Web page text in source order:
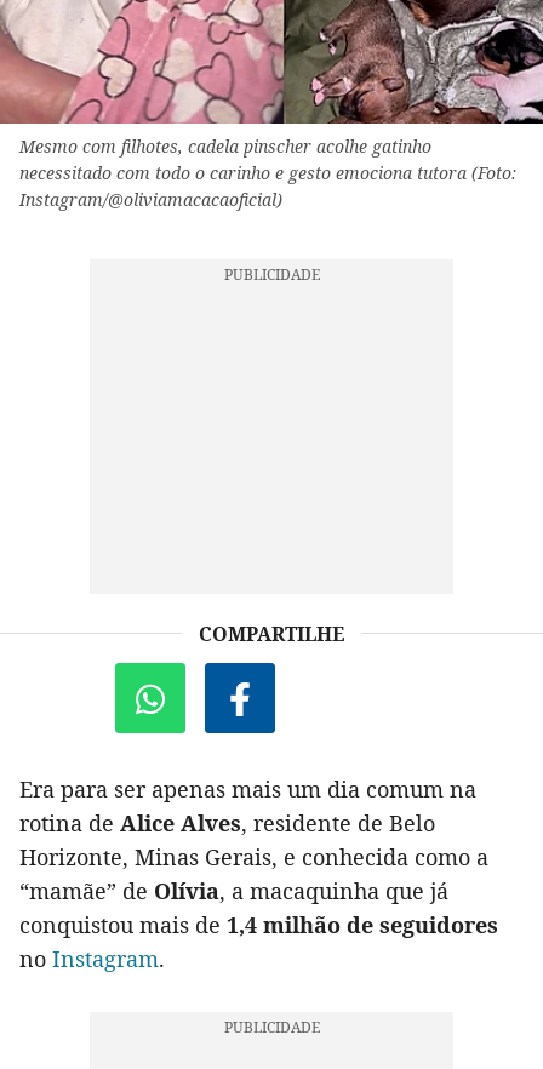
Mesmo com filhotes, cadela pinscher acolhe gatinho
necessitado com todo o carinho e gesto emociona tutora (Foto:
Instagram/@oliviamacacaoficial)
COMPARTILHE
Era para ser apenas mais um dia comum na
rotina de Alice Alves, residente de Belo
Horizonte, Minas Gerais, e conhecida como a
“mamãe” de Olívia, a macaquinha que já
conquistou mais de 1,4 milhão de seguidores
no Instagram.